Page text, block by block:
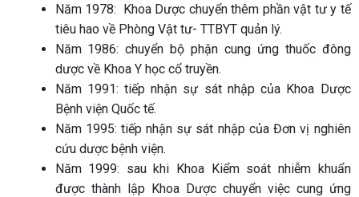
Năm 1978: Khoa Dược chuyển thêm phần vật tư y tế
tiêu hao về Phòng Vật tư- TTBYT quản lý.
Năm 1986: chuyển bộ phận cung ứng thuốc đông
dược về Khoa Y học cổ truyền.
Năm 1991: tiếp nhận sự sát nhập của Khoa Dược
Bệnh viện Quốc tế.
Năm 1995: tiếp nhận sự sát nhập của Đơn vị nghiên
cứu dược bệnh viện.
Năm 1999: sau khi Khoa Kiểm soát nhiễm khuẩn
được thành lập Khoa Dược chuyển việc cung ứng